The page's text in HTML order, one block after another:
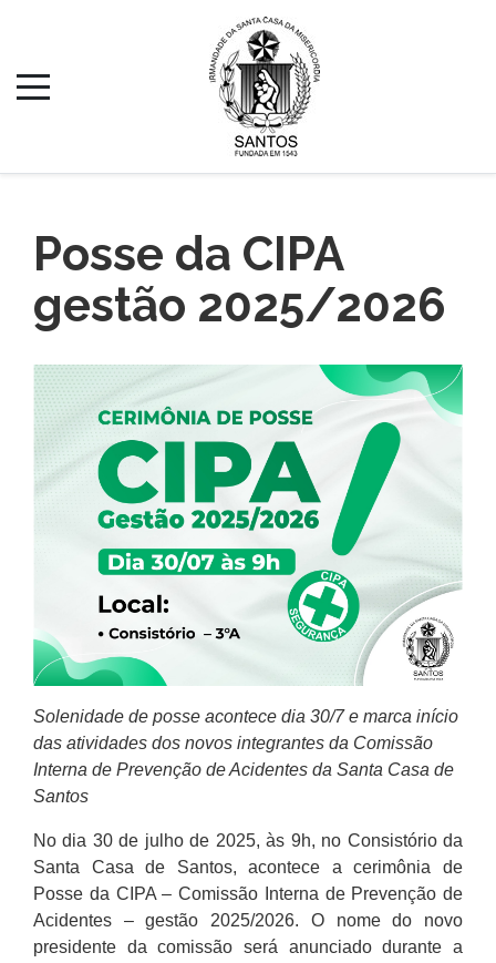
Posse da CIPA
gestão 2025/2026
Solenidade de posse acontece dia 30/7 e marca início
das atividades dos novos integrantes da Comissão
Interna de Prevenção de Acidentes da Santa Casa de
Santos
No dia 30 de julho de 2025, às 9h, no Consistório da
Santa Casa de Santos, acontece a cerimônia de
Posse da CIPA – Comissão Interna de Prevenção de
Acidentes – gestão 2025/2026. O nome do novo
presidente da comissão será anunciado durante a